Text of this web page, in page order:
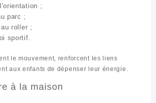
;
parc ;
roller ;
sportif.
le mouvement, renforcent les liens
aux enfants de dépenser leur énergie.
à la maison